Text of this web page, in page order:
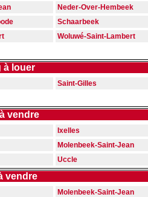
Neder-Over-Hembeek
Schaarbeek
Woluwé-Saint-Lambert
à louer
Saint-Gilles
vendre
Ixelles
Molenbeek-Saint-Jean
Uccle
vendre
Molenbeek-Saint-Jean